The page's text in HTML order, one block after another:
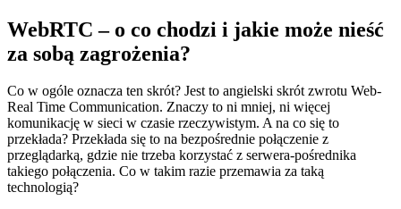
WebRTC – o co chodzi i jakie może nieść
za sobą zagrożenia?
Co w ogóle oznacza ten skrót? Jest to angielski skrót zwrotu Web-
Real Time Communication. Znaczy to ni mniej, ni więcej
komunikację w sieci w czasie rzeczywistym. A na co się to
przekłada? Przekłada się to na bezpośrednie połączenie z
przeglądarką, gdzie nie trzeba korzystać z serwera-pośrednika
takiego połączenia. Co w takim razie przemawia za taką
technologią?